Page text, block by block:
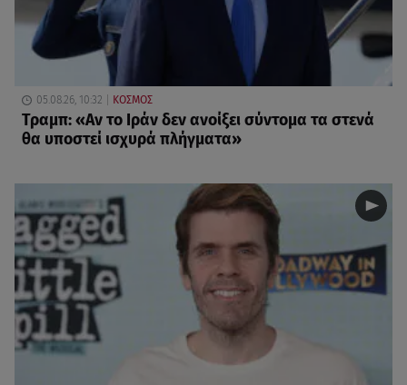
05.08.26, 10:32 ΚΟΣΜΟΣ
Τραμπ: «Αν το Ιράν δεν ανοίξει σύντομα τα στενά
θα υποστεί ισχυρά πλήγματα»